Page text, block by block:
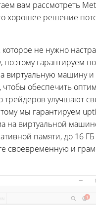
вам рассмотреть
хорошее решение
не нужно
поэтому гарантируем
виртуальную машину
чтобы обеспечить
трейдеров улучшают
мы гарантируем
на виртуальной
памяти, до 16
своевременную и